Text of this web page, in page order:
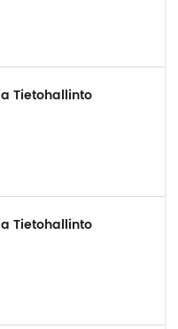
Tietohallinto
Tietohallinto